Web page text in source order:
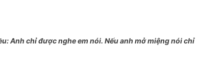
Anh chỉ được nghe em nói. Nếu anh mở miệng nói chỉ